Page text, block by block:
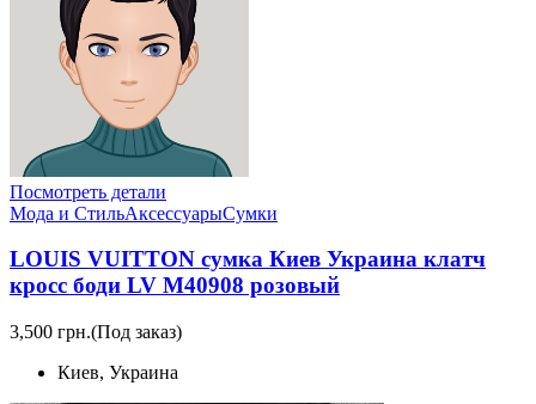
Посмотреть детали
Мода и СтильАксессуарыСумки
LOUIS VUITTON сумка Киев Украина клатч
кросс боди LV M40908 розовый
3,500 грн.(Под заказ)
Киев, Украина